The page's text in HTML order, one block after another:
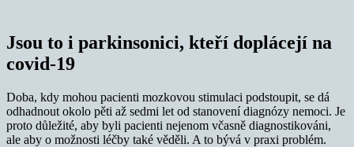
Jsou to i parkinsonici, kteří doplácejí na
covid-19
Doba, kdy mohou pacienti mozkovou stimulaci podstoupit, se dá
odhadnout okolo pěti až sedmi let od stanovení diagnózy nemoci. Je
proto důležité, aby byli pacienti nejenom včasně diagnostikováni,
ale aby o možnosti léčby také věděli. A to bývá v praxi problém.